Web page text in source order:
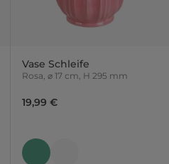
Vase Schleife
Rosa, ⌀ 17 cm, H 295 mm
19,99 €